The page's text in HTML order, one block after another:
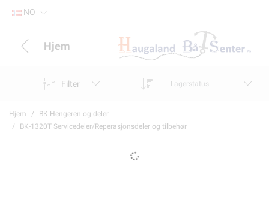
NO
Hjem
Filter Lagerstatus
Hjem
BK Hengeren og deler
BK-1320T Servicedeler/Reperasjonsdeler og tilbehør